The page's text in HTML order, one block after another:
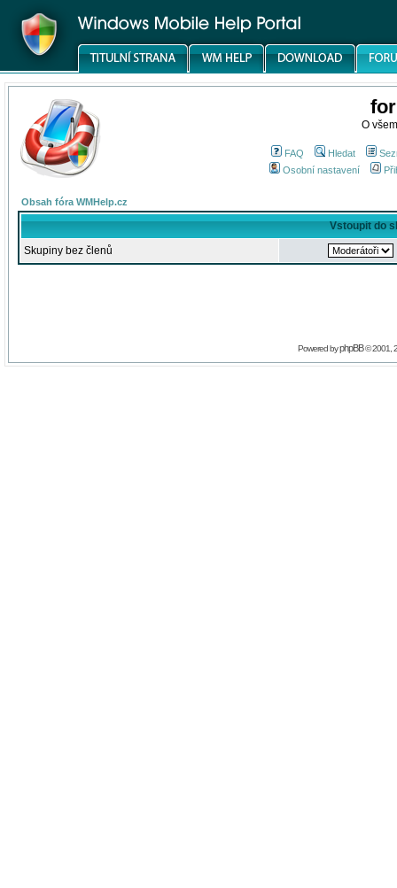
O
FAQ Hledat
Osobní nastavení
Obsah fóra WMHelp.cz
Vstoupit do
Skupiny bez členů
Powered byphpBB© 2001,